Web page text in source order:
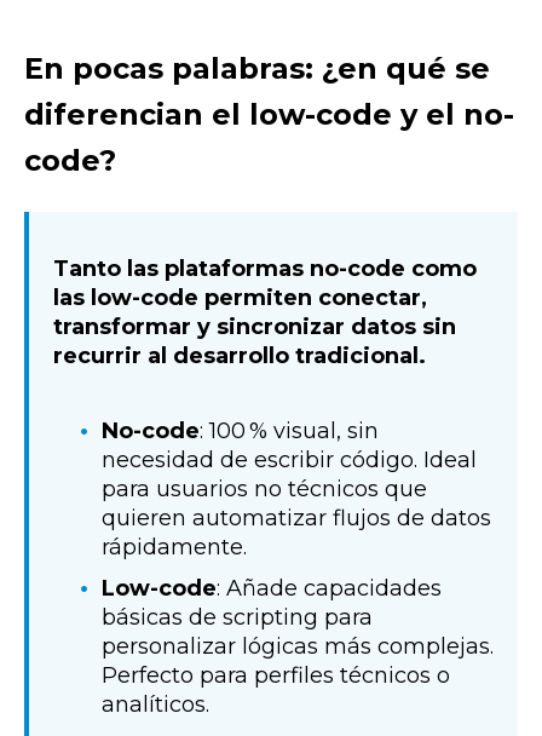
En pocas palabras: ¿en qué se
diferencian el low-code y el no-
code?
Tanto las plataformas no-code como
las low-code permiten conectar,
transformar y sincronizar datos sin
recurrir al desarrollo tradicional.
No-code: 100 % visual, sin
necesidad de escribir código. Ideal
para usuarios no técnicos que
quieren automatizar flujos de datos
rápidamente.
Low-code: Añade capacidades
básicas de scripting para
personalizar lógicas más complejas.
Perfecto para perfiles técnicos o
analíticos.